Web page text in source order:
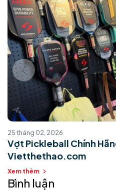
25 tháng 02, 2026
Vợt Pickleball Chính
Vietthethao.com
Xem thêm
Bình luận